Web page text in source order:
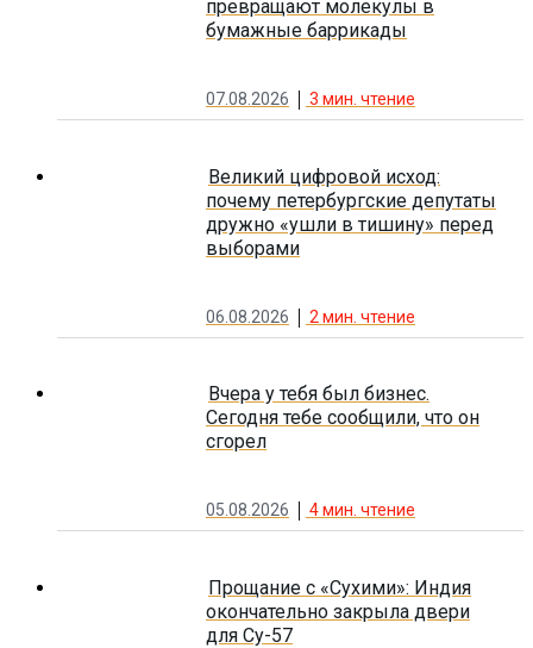
превращают молекулы в
бумажные баррикады
07.08.2026 3 мин. чтение
Великий цифровой исход:
почему петербургские депутаты
дружно «ушли в тишину» перед
выборами
06.08.2026 2 мин. чтение
Вчера у тебя был бизнес.
Сегодня тебе сообщили, что он
сгорел
05.08.2026 4мин. чтение
Прощание с «Сухими»: Индия
окончательно закрыла двери
для Су-57